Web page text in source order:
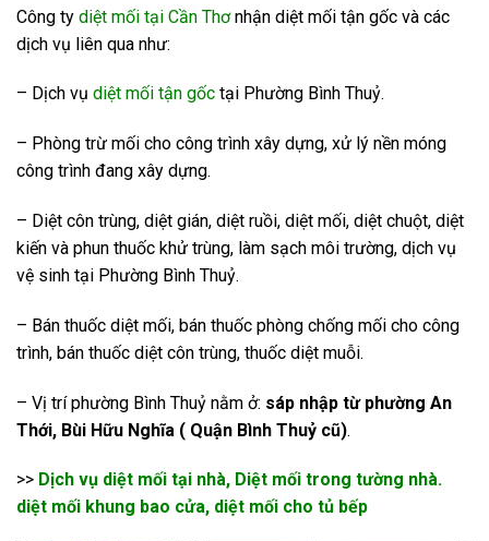
Công ty diệt mối tại Cần Thơnhận diệt mối tận gốc và các
dịch vụ liên qua như:
– Dịch vụ diệt mối tận gốc tại Phường Bình Thuỷ.
– Phòng trừ mối cho công trình xây dựng, xử lý nền móng
công trình đang xây dựng.
– Diệt côn trùng, diệt gián, diệt ruồi, diệt mối, diệt chuột, diệt
kiến và phun thuốc khử trùng, làm sạch môi trường, dịch vụ
vệ sinh tại Phường Bình Thuỷ.
– Bán thuốc diệt mối, bán thuốc phòng chống mối cho công
trình, bán thuốc diệt côn trùng, thuốc diệt muỗi.
– Vị trí phường Bình Thuỷ nằm ở: sáp nhập từ phường An
Thới, Bùi Hữu Nghĩa ( Quận Bình Thuỷ cũ).
>> Dịch vụ diệt mối tại nhà, Diệt mối trong tường nhà.
diệt mối khung bao cửa, diệt mối cho tủ bếp